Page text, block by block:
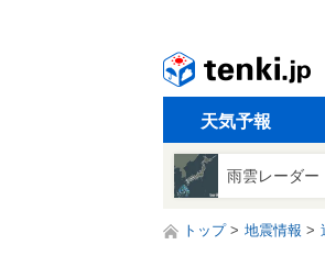
天気予報
雨雲レーダー
トップ 地震情報